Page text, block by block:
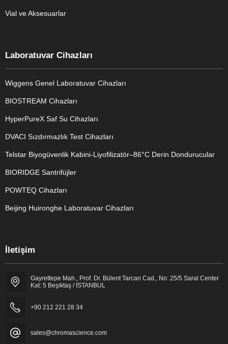
Vial ve Aksesuarlar
Laboratuvar Cihazları
Wiggens Genel Laboratuvar Cihazları
BIOSTREAM Cihazları
HyperPureX Saf Su Cihazları
DVACI Sızdırmazlık Test Cihazları
Telstar Biyogüvenlik Kabini-Liyofilizatör–86°C Derin Dondurucular
BIORIDGE Santrifüjler
POWTEQ Cihazları
Beijing Huironghe Laboratuvar Cihazları
İletişim
Gayrettepe Mah., Prof. Dr. Bülent Tarcan Cad., No: 25/5 Saral Center
Kat: 5 Beşiktaş / İSTANBUL
+90 212 221 28 34
sales@chromascience.com
Cevap Yaz